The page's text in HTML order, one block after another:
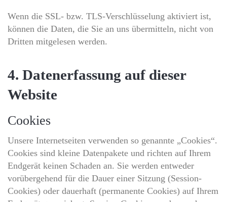
Wenn die SSL- bzw. TLS-Verschlüsselung aktiviert ist,
können die Daten, die Sie an uns übermitteln, nicht von
Dritten mitgelesen werden.
4. Datenerfassung auf dieser
Website
Cookies
Unsere Internetseiten verwenden so genannte „Cookies“.
Cookies sind kleine Datenpakete und richten auf Ihrem
Endgerät keinen Schaden an. Sie werden entweder
vorübergehend für die Dauer einer Sitzung (Session-
Cookies) oder dauerhaft (permanente Cookies) auf Ihrem